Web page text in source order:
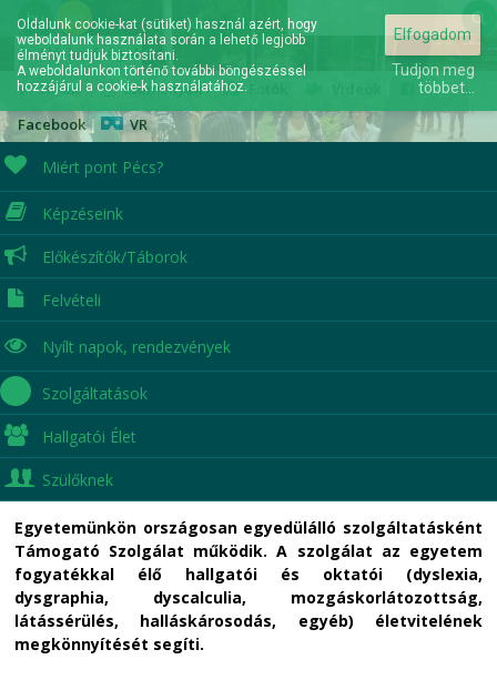
hu
en
Elérhetőségek
Hírek| Események| Fotók
Facebook| VR
Miért pont Pécs?
Képzéseink
Előkészítők/Táborok
Felvételi
Nyílt napok, rendezvények
Szolgáltatások
Hallgatói Élet
Szülőknek
Egyetemünkön országosan egyedülálló szolgáltatásként
Támogató Szolgálat működik. A szolgálat az egyetem
fogyatékkal élő hallgatói és oktatói (dyslexia,
dysgraphia, dyscalculia, mozgáskorlátozottság,
látássérülés, halláskárosodás, egyéb) életvitelének
megkönnyítését segíti.
Oldalunk cookie-kat (sütiket) használ azért, hogy
weboldalunk használata során a lehető legjobb
élményt tudjuk biztosítani.
A weboldalunkon történő további böngészéssel
hozzájárul a cookie-k használatához.
Elfogadom
Tudjon meg
többet...